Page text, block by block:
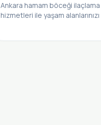
Ankara hamam böceği ilaçlama
hizmetleri ile yaşam